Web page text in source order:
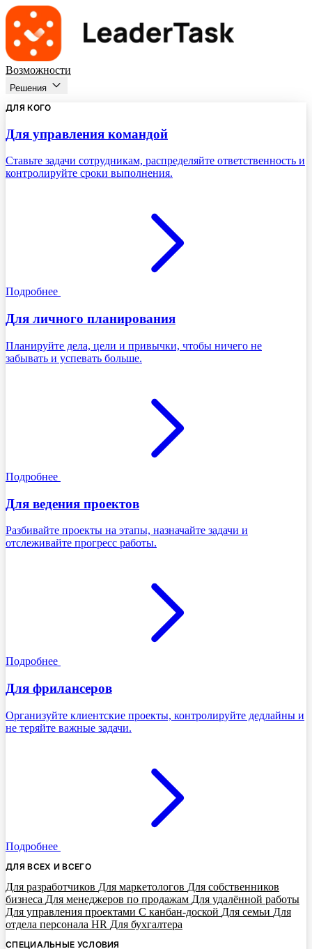
Возможности
Решения
ДЛЯ КОГО
Для управления командой
Ставьте задачи сотрудникам, распределяйте ответственность и
контролируйте сроки выполнения.
Подробнее
Для личного планирования
Планируйте дела, цели и привычки, чтобы ничего не
забывать и успевать больше.
Подробнее
Для ведения проектов
Разбивайте проекты на этапы, назначайте задачи и
отслеживайте прогресс работы.
Подробнее
Для фрилансеров
Организуйте клиентские проекты, контролируйте дедлайны и
не теряйте важные задачи.
Подробнее
ДЛЯ ВСЕХ И ВСЕГО
Для разработчиков Для маркетологов Для собственников
бизнеса Для менеджеров по продажам Для удалённой работы
Для управления проектами С канбан-доской Для семьи Для
отдела персонала HR Для бухгалтера
СПЕЦИАЛЬНЫЕ УСЛОВИЯ